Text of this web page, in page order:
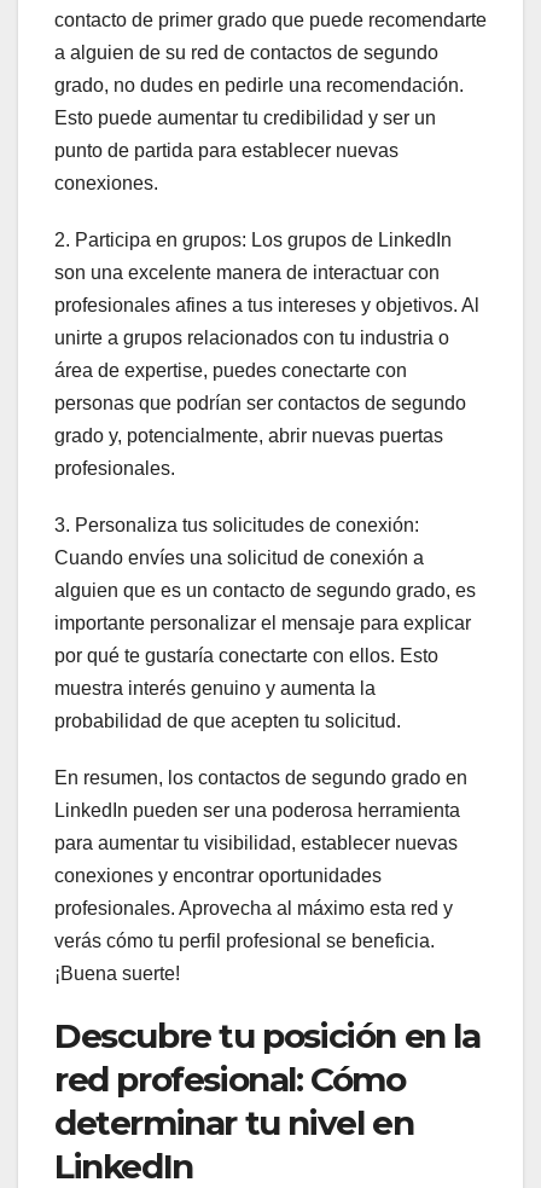
contacto de primer grado que puede recomendarte
a alguien de su red de contactos de segundo
grado, no dudes en pedirle una recomendación.
Esto puede aumentar tu credibilidad y ser un
punto de partida para establecer nuevas
conexiones.
2. Participa en grupos: Los grupos de LinkedIn
son una excelente manera de interactuar con
profesionales afines a tus intereses y objetivos. Al
unirte a grupos relacionados con tu industria o
área de expertise, puedes conectarte con
personas que podrían ser contactos de segundo
grado y, potencialmente, abrir nuevas puertas
profesionales.
3. Personaliza tus solicitudes de conexión:
Cuando envíes una solicitud de conexión a
alguien que es un contacto de segundo grado, es
importante personalizar el mensaje para explicar
por qué te gustaría conectarte con ellos. Esto
muestra interés genuino y aumenta la
probabilidad de que acepten tu solicitud.
En resumen, los contactos de segundo grado en
LinkedIn pueden ser una poderosa herramienta
para aumentar tu visibilidad, establecer nuevas
conexiones y encontrar oportunidades
profesionales. Aprovecha al máximo esta red y
verás cómo tu perfil profesional se beneficia.
¡Buena suerte!
Descubre tu posición en la
red profesional: Cómo
determinar tu nivel en
LinkedIn